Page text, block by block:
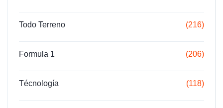
Todo Terreno (216)
Formula 1 (206)
Técnología (118)